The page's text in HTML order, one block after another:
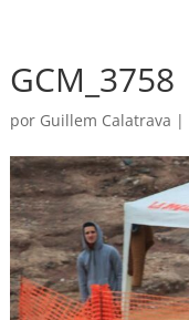
GCM_3758
por Guillem Calatrava |